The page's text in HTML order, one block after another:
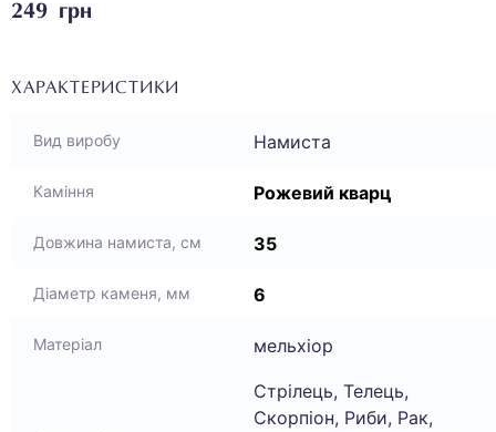
249 грн
ХАРАКТЕРИСТИКИ
Вид виробу Намиста
Каміння Рожевий кварц
Довжина намиста, см 35
Діаметр каменя, мм 6
Матеріал мельхіор
Стрілець, Телець,
Скорпіон, Риби, Рак,